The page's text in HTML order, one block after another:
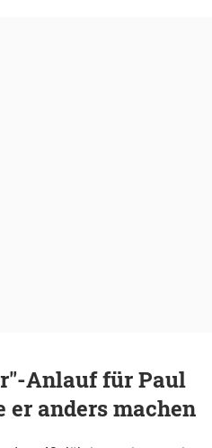
Anlauf für Paul
er anders machen